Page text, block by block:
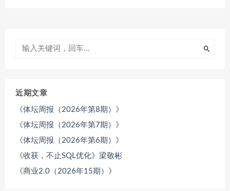
近期文章
《体坛周报（2026年第8期）》
《体坛周报（2026年第7期）》
《体坛周报（2026年第6期）》
《收获，不止SQL优化》梁敬彬
《商业2.0（2026年15期）》